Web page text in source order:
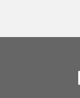
友
尼
秘